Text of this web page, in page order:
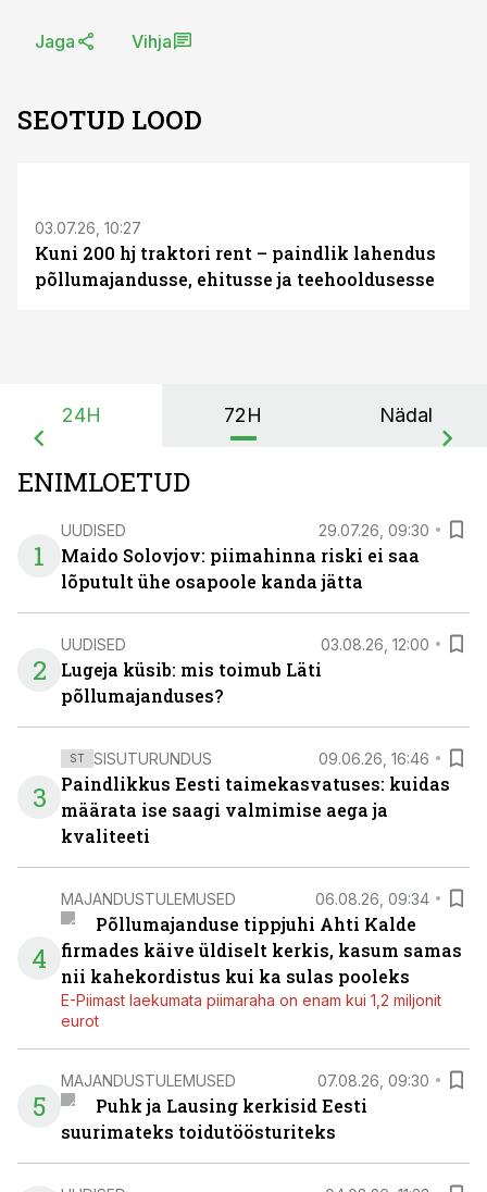
Jaga Vihja
SEOTUD LOOD
03.07.26, 10:27
Kuni 200 hj traktori rent – paindlik lahendus
põllumajandusse, ehitusse ja teehooldusesse
24H 72H Nädal
ENIMLOETUD
1
UUDISED 29.07.26, 09:30
Maido Solovjov: piimahinna riski ei saa
lõputult ühe osapoole kanda jätta
2
UUDISED 03.08.26, 12:00
Lugeja küsib: mis toimub Läti
põllumajanduses?
3
ST SISUTURUNDUS 09.06.26, 16:46
Paindlikkus Eesti taimekasvatuses: kuidas
määrata ise saagi valmimise aega ja
kvaliteeti
4
MAJANDUSTULEMUSED 06.08.26, 09:34
Põllumajanduse tippjuhi Ahti Kalde
firmades käive üldiselt kerkis, kasum samas
nii kahekordistus kui ka sulas pooleks
E-Piimast laekumata piimaraha on enam kui 1,2 miljonit
eurot
5
MAJANDUSTULEMUSED 07.08.26, 09:30
Puhk ja Lausing kerkisid Eesti
suurimateks toidutöösturiteks